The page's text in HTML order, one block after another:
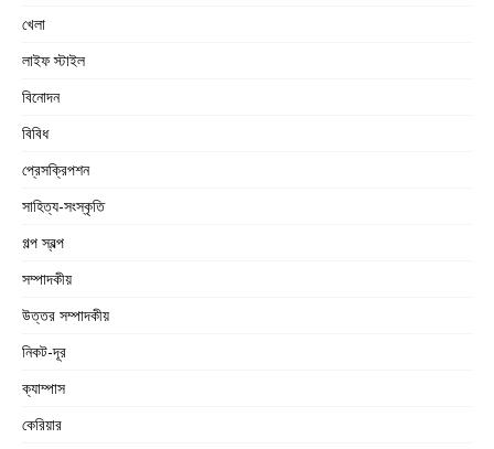
খেলা
লাইফ স্টাইল
বিনোদন
বিবিধ
প্রেসক্রিপশন
সাহিত্য-সংস্কৃতি
গল্প স্বল্প
সম্পাদকীয়
উত্তর সম্পাদকীয়
নিকট-দূর
ক্যাম্পাস
কেরিয়ার